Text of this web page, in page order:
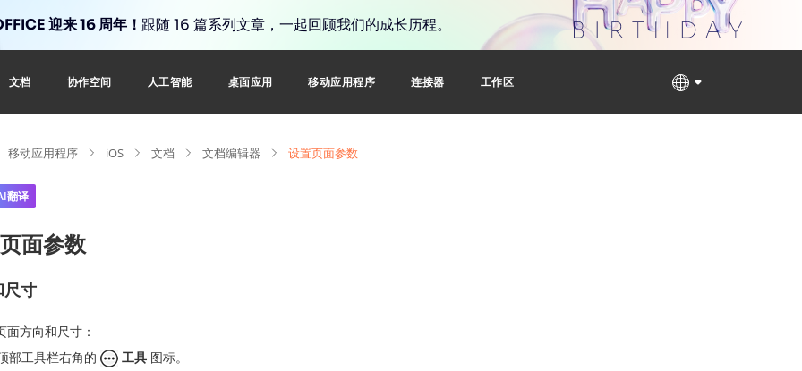
迎来 16 周年！ 跟随 16 篇系列文章，一起回顾我们的成长历程。
文档 协作空间 人工智能 桌面应用 移动应用程序 连接器 工作区
移动应用程序 iOS 文档 文档编辑器 设置页面参数
翻译
面参数
尺寸
面方向和尺寸：
部工具栏右角的
工具 图标。